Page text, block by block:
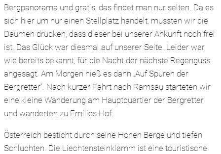
Bergpanorama und gratis, das findet man nur selten. Da es
sich hier um nur einen Stellplatz handelt, mussten wir die
Daumen drücken, dass dieser bei unserer Ankunft noch frei
ist. Das Glück war diesmal auf unserer Seite. Leider war,
wie bereits bekannt, für die Nacht der nächste Regenguss
angesagt. Am Morgen hieß es dann „Auf Spuren der
Bergretter“. Nach kurzer Fahrt nach Ramsau starteten wir
eine kleine Wanderung am Hauptquartier der Bergretter
und wanderten zu Emilies Hof.
Österreich besticht durch seine Hohen Berge und tiefen
Schluchten. Die Liechtensteinklamm ist eine touristische